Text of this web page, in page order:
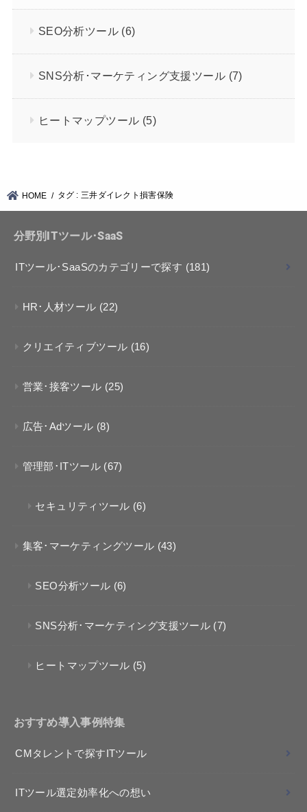
SEO分析ツール (6)
SNS分析･マーケティング支援ツール (7)
ヒートマップツール (5)
HOME タグ : 三井ダイレクト損害保険
分野別ITツール･SaaS
ITツール･SaaSのカテゴリーで探す (181)
HR･人材ツール (22)
クリエイティブツール (16)
営業･接客ツール (25)
広告･Adツール (8)
管理部･ITツール (67)
セキュリティツール (6)
集客･マーケティングツール (43)
SEO分析ツール (6)
SNS分析･マーケティング支援ツール (7)
ヒートマップツール (5)
おすすめ導入事例特集
CMタレントで探すITツール
ITツール選定効率化への想い